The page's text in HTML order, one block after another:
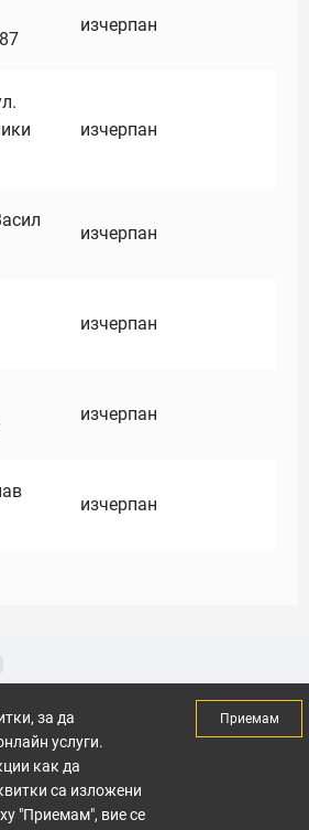
изчерпан
изчерпан
изчерпан
изчерпан
изчерпан
изчерпан
за да
услуги.
как да
са изложени
"Приемам", вие се
Приемам